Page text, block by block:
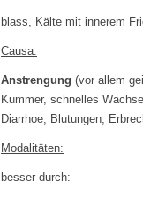
blass, Kälte mit innerem
Causa:
Anstrengung (vor allem
Kummer, schnelles
Diarrhoe, Blutungen,
Modalitäten:
besser durch: